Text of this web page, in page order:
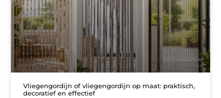
Vliegengordijn of vliegengordijn op maat: praktisch,
decoratief en effectief